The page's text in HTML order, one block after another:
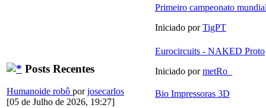
Posts Recentes
Humanoide robô porjosecarlos
[05 de Julho de 2026, 19:27]
Primeiro campeonato
Iniciado porTigPT
Eurocircuits - NAKED Proto
Iniciado pormetRo_
Bio Impressoras 3D